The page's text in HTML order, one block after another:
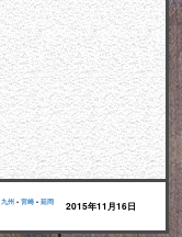
九州 • 宮崎 • 延岡 2015年11月16日